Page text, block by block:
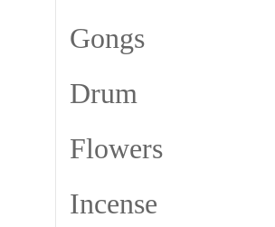
Gongs
Drum
Flowers
Incense